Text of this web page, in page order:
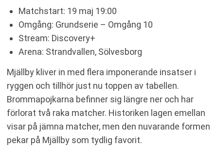
Matchstart: 19 maj 19:00
Omgång: Grundserie – Omgång 10
Stream: Discovery+
Arena: Strandvallen, Sölvesborg
Mjällby kliver in med flera imponerande insatser i
ryggen och tillhör just nu toppen av tabellen.
Brommapojkarna befinner sig längre ner och har
förlorat två raka matcher. Historiken lagen emellan
visar på jämna matcher, men den nuvarande formen
pekar på Mjällby som tydlig favorit.